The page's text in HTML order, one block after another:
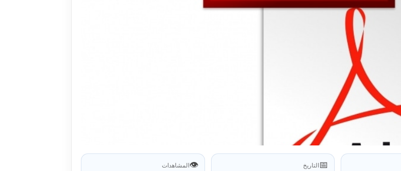
📅التاريخ 👁️المشاهدات